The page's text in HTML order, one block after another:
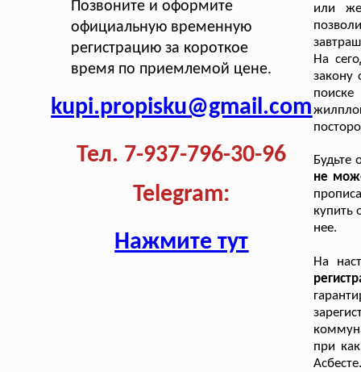
Позвоните и оформите
официальную временную
регистрацию за короткое
время по приемлемой цене.
kupi.propisku@gmail.com
Тел. 7-937-796-30-96
Telegram:
Нажмите тут
или же
На
закону
Будьте
не
купить
нее.
На
при